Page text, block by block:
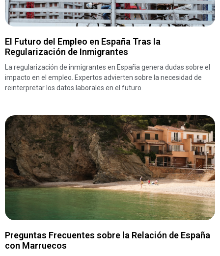
El Futuro del Empleo en España Tras la
Regularización de Inmigrantes
La regularización de inmigrantes en España genera dudas sobre el
impacto en el empleo. Expertos advierten sobre la necesidad de
reinterpretar los datos laborales en el futuro.
Preguntas Frecuentes sobre la Relación de España
con Marruecos